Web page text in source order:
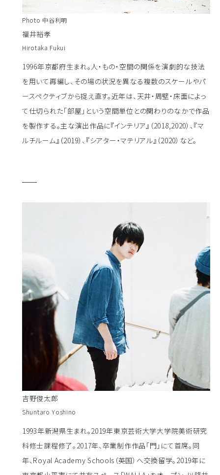
Photo 中谷利明
福井裕孝
Hirotaka Fukui
1996年京都府生まれ。人・もの・空間の関係を演劇的な技法
を用いて再編し、その場の状況を異なる複数のスケールやパ
ースペクティブから捉え直す。近年は、天井・周壁・床面によっ
て仕切られた「部屋」という空間単位との関わりのなかで作品
を製作する。主な演出作品に『インテリア』（2018,2020）、『マ
ルチルーム』（2019）、『シアター・マテリアル』（2020）など。
吉野俊太郎
Shuntaro Yoshino
1993年新潟県生まれ。2019年東京芸術大学大学院美術研究
科修士課程修了。2017年、卒業制作作品「門」にて首席。同
年、Royal Academy Schools（英国）へ交換留学。2019年に